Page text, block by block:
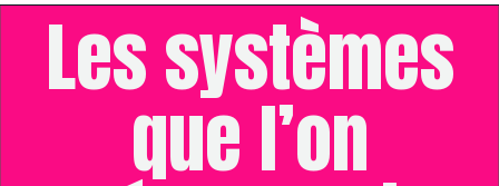
les systèmes
que l’on